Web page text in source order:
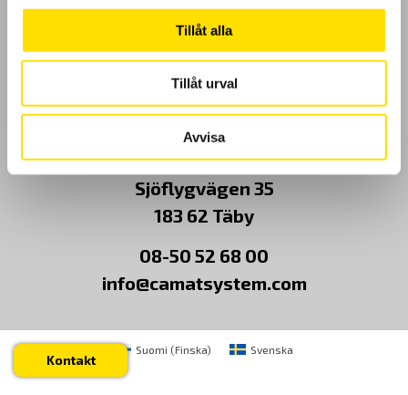
Tillåt alla
Tillåt urval
Avvisa
Kundundersökning
Om Oss
Kontakt
CA Mätsystem AB
Sjöflygvägen 35
183 62 Täby
08-50 52 68 00
info@camatsystem.com
Kontakt
Suomi (Finska) Svenska